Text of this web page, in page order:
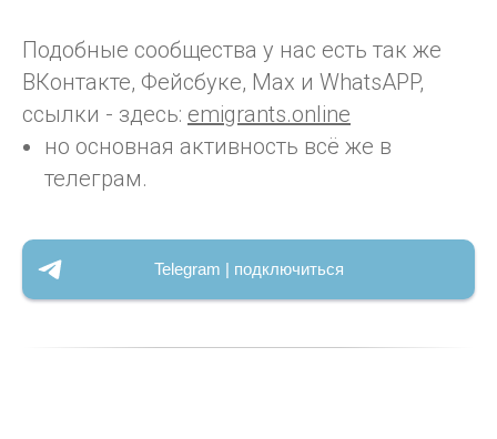
Подобные сообщества у нас есть так же
ВКонтакте, Фейсбуке, Max и WhatsAPP,
ссылки - здесь: emigrants.online
но основная активность всё же в
телеграм.
Telegram | подключиться